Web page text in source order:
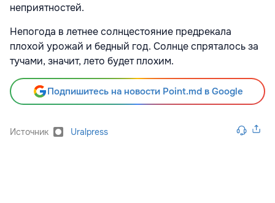
неприятностей.
Непогода в летнее солнцестояние предрекала
плохой урожай и бедный год. Солнце спряталось за
тучами, значит, лето будет плохим.
Подпишитесь на новости Point.md в Google
Источник Uralpress